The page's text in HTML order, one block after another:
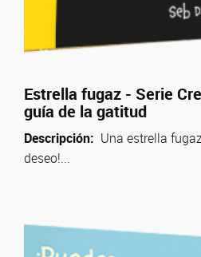
Estrella fugaz - Serie
guía de la gatitud
Descripción: Una estrella
deseo!...